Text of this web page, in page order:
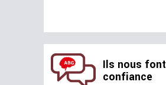
Ils nous font
confiance